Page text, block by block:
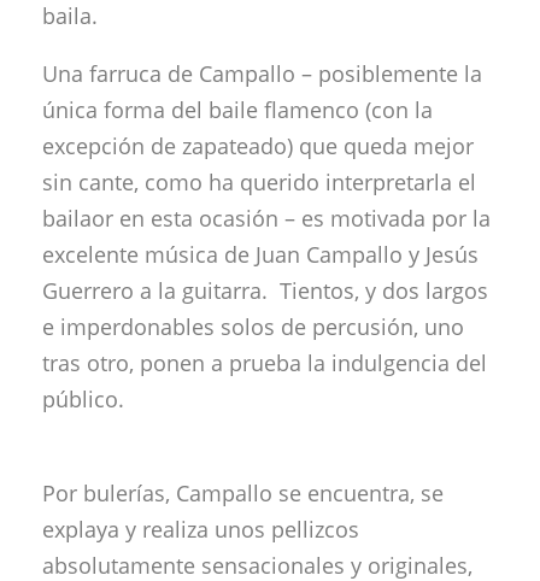
baila.
Una farruca de Campallo – posiblemente la
única forma del baile flamenco (con la
excepción de zapateado) que queda mejor
sin cante, como ha querido interpretarla el
bailaor en esta ocasión – es motivada por la
excelente música de Juan Campallo y Jesús
Guerrero a la guitarra. Tientos, y dos largos
e imperdonables solos de percusión, uno
tras otro, ponen a prueba la indulgencia del
público.
Por bulerías, Campallo se encuentra, se
explaya y realiza unos pellizcos
absolutamente sensacionales y originales,